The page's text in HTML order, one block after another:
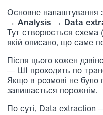
Основне налаштування
→ Analysis → Data
Тут створюється схема
якій описано, що саме
Після цього кожен
— ШІ проходить по
Якщо в розмові не було
залишається порожнім.
По суті, Data extraction